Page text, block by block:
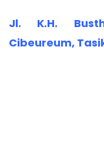
Jl. K.H.
Cibeureum,